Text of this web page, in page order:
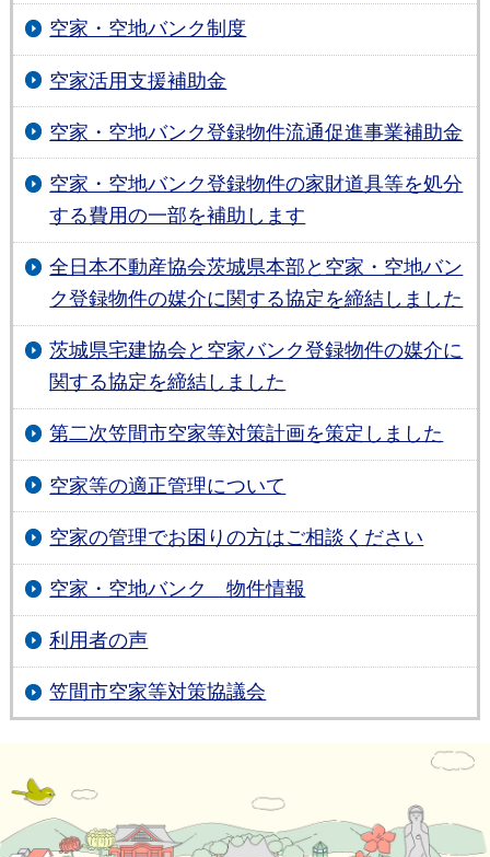
空家・空地バンク制度
空家活用支援補助金
空家・空地バンク登録物件流通促進事業補助金
空家・空地バンク登録物件の家財道具等を処分
する費用の一部を補助します
全日本不動産協会茨城県本部と空家・空地バン
ク登録物件の媒介に関する協定を締結しました
茨城県宅建協会と空家バンク登録物件の媒介に
関する協定を締結しました
第二次笠間市空家等対策計画を策定しました
空家等の適正管理について
空家の管理でお困りの方はご相談ください
空家・空地バンク 物件情報
利用者の声
笠間市空家等対策協議会